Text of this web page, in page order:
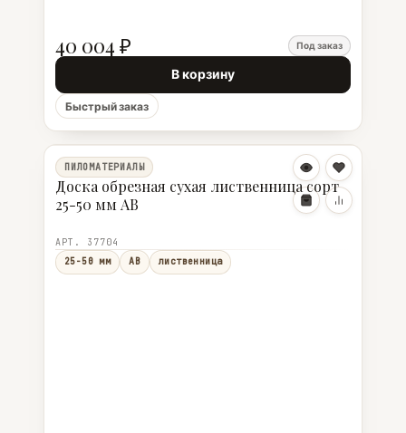
40 004 ₽ Под заказ
В корзину
Быстрый заказ
ПИЛОМАТЕРИАЛЫ
Доска обрезная сухая лиственница сорт
25-50 мм АВ
АРТ. 37704
25-50 мм
АВ лиственница